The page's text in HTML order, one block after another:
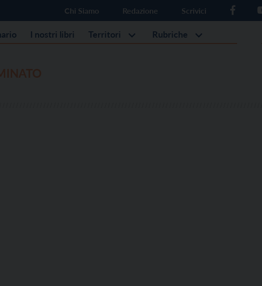
Chi Siamo Redazione Scrivici
I nostri libri Territori Rubriche